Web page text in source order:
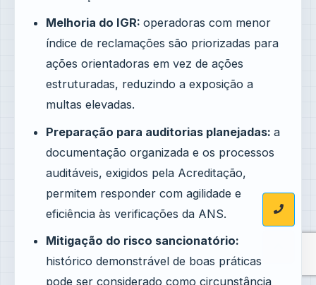
Melhoria do IGR: operadoras com menor
índice de reclamações são priorizadas para
ações orientadoras em vez de ações
estruturadas, reduzindo a exposição a
multas elevadas.
Preparação para auditorias planejadas: a
documentação organizada e os processos
auditáveis, exigidos pela Acreditação,
permitem responder com agilidade e
eficiência às verificações da ANS.
Mitigação do risco sancionatório:
histórico demonstrável de boas práticas
pode ser considerado como circunstância